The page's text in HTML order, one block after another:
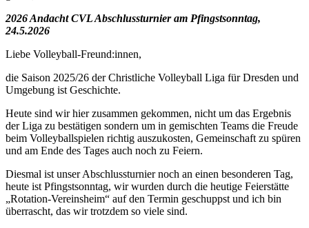
2026 Andacht CVL Abschlussturnier am Pfingstsonntag,
24.5.2026
Liebe Volleyball-Freund:innen,
die Saison 2025/26 der Christliche Volleyball Liga für Dresden und
Umgebung ist Geschichte.
Heute sind wir hier zusammen gekommen, nicht um das Ergebnis
der Liga zu bestätigen sondern um in gemischten Teams die Freude
beim Volleyballspielen richtig auszukosten, Gemeinschaft zu spüren
und am Ende des Tages auch noch zu Feiern.
Diesmal ist unser Abschlussturnier noch an einen besonderen Tag,
heute ist Pfingstsonntag, wir wurden durch die heutige Feierstätte
„Rotation-Vereinsheim“ auf den Termin geschuppst und ich bin
überrascht, das wir trotzdem so viele sind.